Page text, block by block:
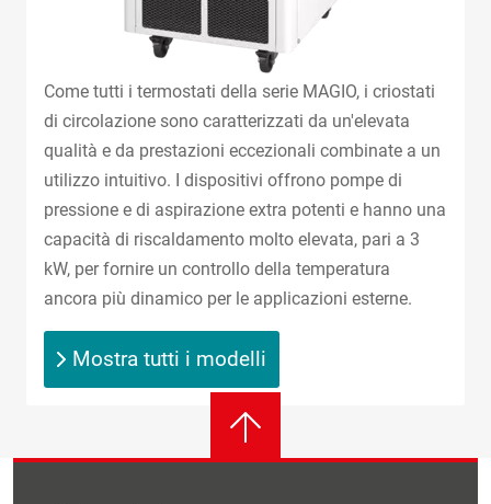
Come tutti i termostati della serie MAGIO, i criostati
di circolazione sono caratterizzati da un'elevata
qualità e da prestazioni eccezionali combinate a un
utilizzo intuitivo. I dispositivi offrono pompe di
pressione e di aspirazione extra potenti e hanno una
capacità di riscaldamento molto elevata, pari a 3
kW, per fornire un controllo della temperatura
ancora più dinamico per le applicazioni esterne.
Mostra tutti i modelli